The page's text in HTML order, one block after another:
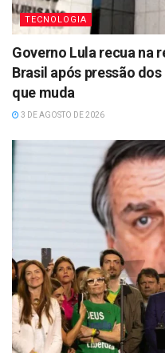
TECNOLOGIA
Governo Lula recua na
Brasil após pressão
que muda
3 DE AGOSTO DE 2026